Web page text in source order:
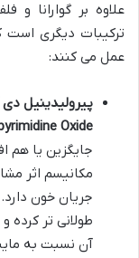
علاوه بر گوارانا
ترکیبات دیگری است
عمل می کنند:
Oxide):
جایگزین یا هم
مکانیسم اثر
جریان خون
طولانی تر
آن نسبت به